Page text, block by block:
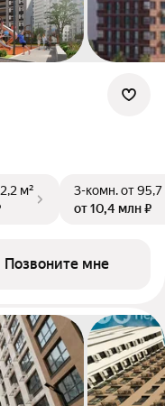
м²
3-комн.от 95,7
от 10,4 млн ₽
Позвоните мне